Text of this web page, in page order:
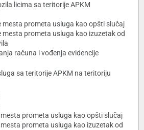
licima sa teritorije APKM
mesta prometa usluga kao opšti slučaj
mesta prometa usluga kao izuzetak od
računa i vođenja evidencije
sa teritorije APKM na teritoriju
prometa usluga kao opšti slučaj
prometa usluga kao izuzetak od